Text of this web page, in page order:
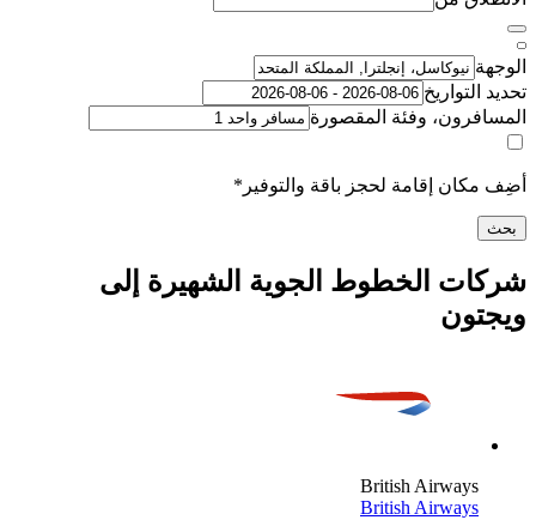
وفئة المقصورة
إقامة لحجز باقة والتوفير*
الخطوط الجوية الشهيرة إلى
British
British